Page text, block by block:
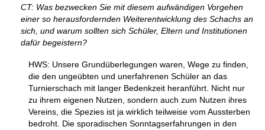
CT: Was bezwecken Sie mit diesem aufwändigen Vorgehen
einer so herausfordernden Weiterentwicklung des Schachs an
sich, und warum sollten sich Schüler, Eltern und Institutionen
dafür begeistern?
HWS: Unsere Grundüberlegungen waren, Wege zu finden,
die den ungeübten und unerfahrenen Schüler an das
Turnierschach mit langer Bedenkzeit heranführt. Nicht nur
zu ihrem eigenen Nutzen, sondern auch zum Nutzen ihres
Vereins, die Spezies ist ja wirklich teilweise vom Aussterben
bedroht. Die sporadischen Sonntagserfahrungen in den